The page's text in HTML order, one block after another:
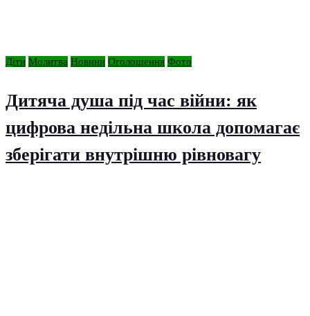
Діти Молитва Новини Оголошення Фото
Дитяча душа під час війни: як
цифрова недільна школа допомагає
зберігати внутрішню рівновагу